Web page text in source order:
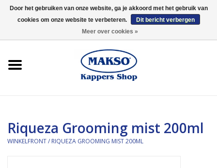
0 Artikelen - €0,00
Kaaral
Riqueza Grooming mist 200ml
WINKELFRONT/ RIQUEZA GROOMING MIST 200ML
Door het gebruiken van onze website, ga je akkoord met het gebruik van
cookies om onze website te verbeteren.
Dit bericht verbergen
Meer over cookies »